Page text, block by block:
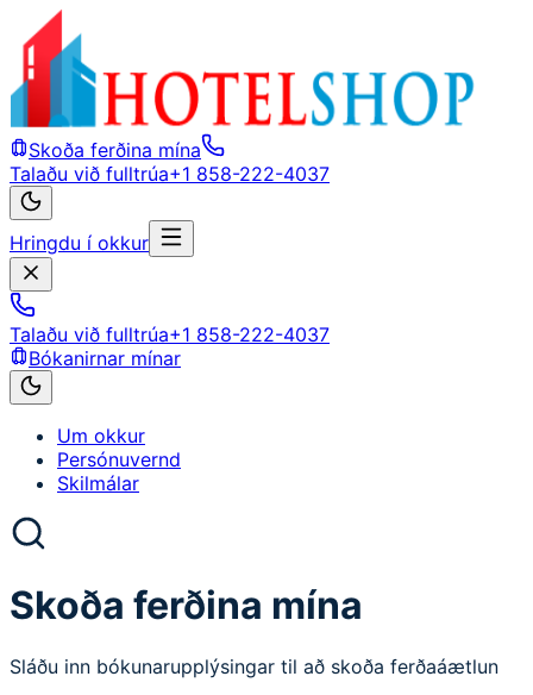
Skoða ferðina mína
Talaðu við fulltrúa+1 858-222-4037
Hringdu í okkur
Talaðu við fulltrúa+1 858-222-4037
Bókanirnar mínar
Um okkur
Persónuvernd
Skilmálar
Skoða ferðina mína
Sláðu inn bókunarupplýsingar til að skoða ferðaáætlun